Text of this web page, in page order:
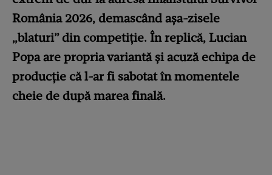
România 2026, demascând așa-zisele
„blaturi” din competiție. În replică, Lucian
Popa are propria variantă și acuză echipa de
producție că l-ar fi sabotat în momentele
cheie de după marea finală.